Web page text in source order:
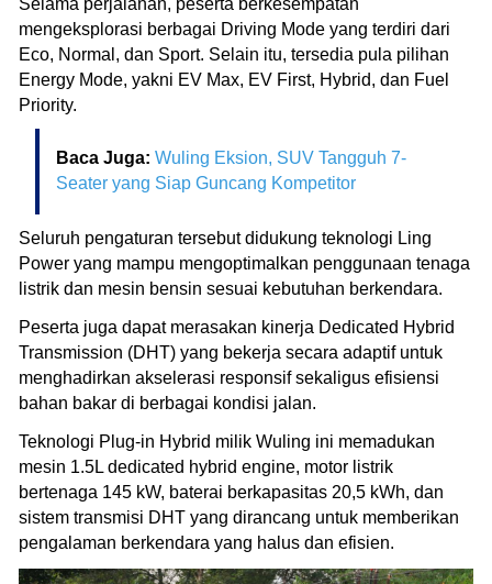
Selama perjalanan, peserta berkesempatan
mengeksplorasi berbagai Driving Mode yang terdiri dari
Eco, Normal, dan Sport. Selain itu, tersedia pula pilihan
Energy Mode, yakni EV Max, EV First, Hybrid, dan Fuel
Priority.
Baca Juga: Wuling Eksion, SUV Tangguh 7-
Seater yang Siap Guncang Kompetitor
Seluruh pengaturan tersebut didukung teknologi Ling
Power yang mampu mengoptimalkan penggunaan tenaga
listrik dan mesin bensin sesuai kebutuhan berkendara.
Peserta juga dapat merasakan kinerja Dedicated Hybrid
Transmission (DHT) yang bekerja secara adaptif untuk
menghadirkan akselerasi responsif sekaligus efisiensi
bahan bakar di berbagai kondisi jalan.
Teknologi Plug-in Hybrid milik Wuling ini memadukan
mesin 1.5L dedicated hybrid engine, motor listrik
bertenaga 145 kW, baterai berkapasitas 20,5 kWh, dan
sistem transmisi DHT yang dirancang untuk memberikan
pengalaman berkendara yang halus dan efisien.